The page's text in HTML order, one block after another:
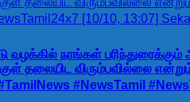
வழக்கில் நாங்கள்
தலையிட விரும்பவில்லை
#NewsTamil